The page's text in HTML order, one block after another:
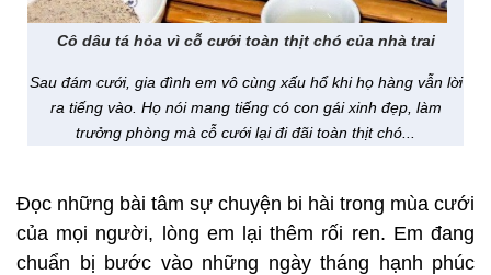
Cô dâu tá hỏa vì cỗ cưới toàn thịt chó của nhà trai
Sau đám cưới, gia đình em vô cùng xấu hổ khi họ hàng vẫn lời
ra tiếng vào. Họ nói mang tiếng có con gái xinh đẹp, làm
trưởng phòng mà cỗ cưới lại đi đãi toàn thịt chó...
Đọc những bài tâm sự chuyện bi hài trong mùa cưới
của mọi người, lòng em lại thêm rối ren. Em đang
chuẩn bị bước vào những ngày tháng hạnh phúc